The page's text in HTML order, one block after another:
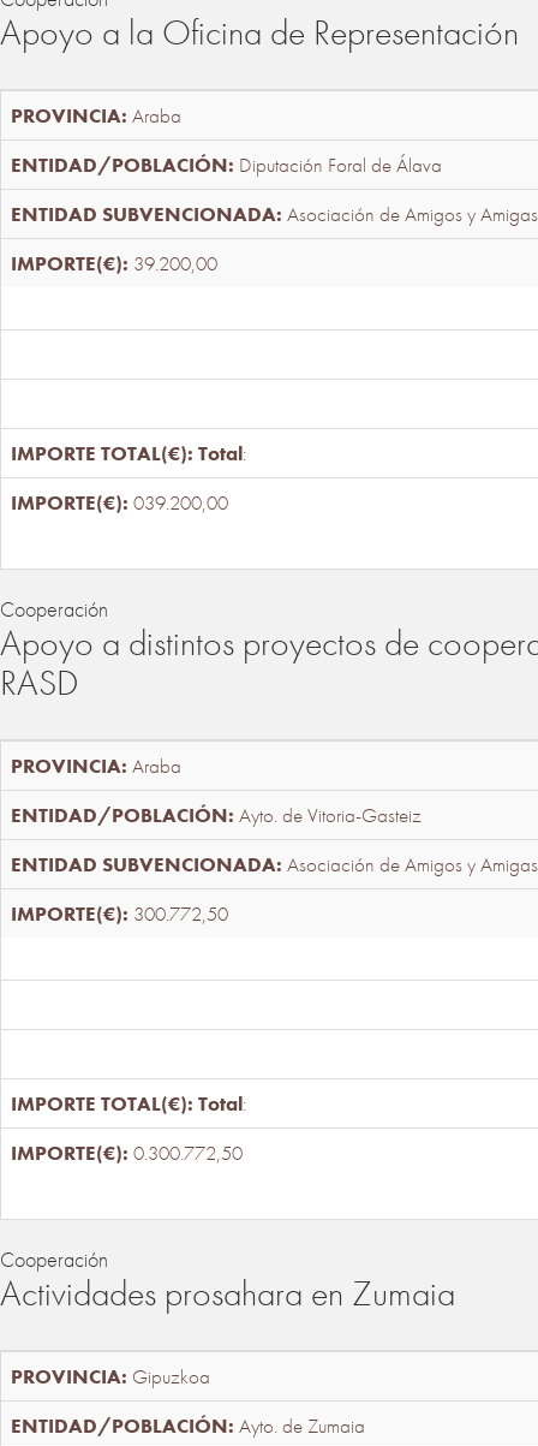
Apoyo a la Oficina de Representación
Araba
Diputación Foral de Álava
Asociación de Amigos y
39.200,00
Total:
039.200,00
Cooperación
Apoyo a distintos proyectos de
RASD
Araba
Ayto. de Vitoria-Gasteiz
Asociación de Amigos y
300.772,50
Total:
0.300.772,50
Cooperación
Actividades prosahara en Zumaia
Gipuzkoa
Ayto. de Zumaia